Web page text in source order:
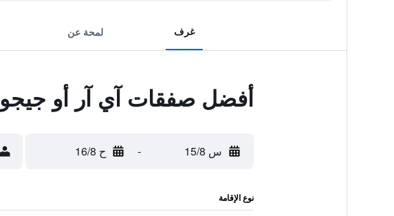
غرف لمحة عن
أفضل صفقات آي آر أو جيجو
س 15/8 - ح 16/8
نوع الإقامة